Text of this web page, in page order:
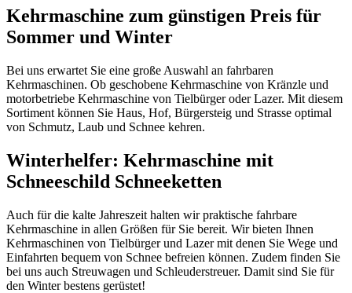
Kehrmaschine zum günstigen Preis für
Sommer und Winter
Bei uns erwartet Sie eine große Auswahl an fahrbaren
Kehrmaschinen. Ob geschobene Kehrmaschine von Kränzle und
motorbetriebe Kehrmaschine von Tielbürger oder Lazer. Mit diesem
Sortiment können Sie Haus, Hof, Bürgersteig und Strasse optimal
von Schmutz, Laub und Schnee kehren.
Winterhelfer: Kehrmaschine mit
Schneeschild Schneeketten
Auch für die kalte Jahreszeit halten wir praktische fahrbare
Kehrmaschine in allen Größen für Sie bereit. Wir bieten Ihnen
Kehrmaschinen von Tielbürger und Lazer mit denen Sie Wege und
Einfahrten bequem von Schnee befreien können. Zudem finden Sie
bei uns auch Streuwagen und Schleuderstreuer. Damit sind Sie für
den Winter bestens gerüstet!